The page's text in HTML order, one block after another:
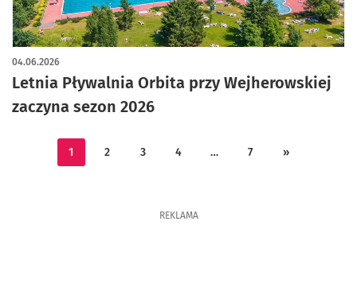
Letnia Pływalnia Orbita przy Wejherowskiej
zaczyna sezon 2026
04.06.2026
artykuł z galerią zdjęć
1 2 3 4 … 7 »
REKLAMA